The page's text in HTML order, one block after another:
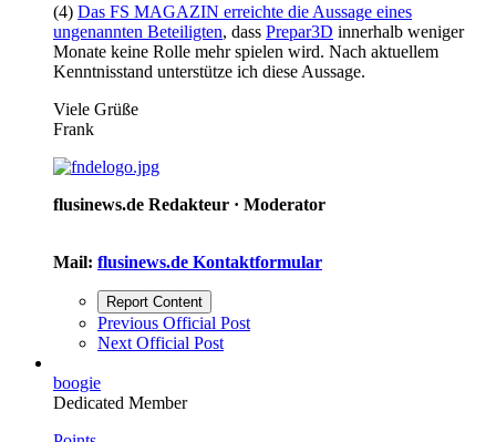
(4) Das FS MAGAZIN erreichte die Aussage eines
ungenannten Beteiligten, dass Prepar3D innerhalb weniger
Monate keine Rolle mehr spielen wird. Nach aktuellem
Kenntnisstand unterstütze ich diese Aussage.
Viele Grüße
Frank
flusinews.de Redakteur · Moderator
Mail: flusinews.de Kontaktformular
Report Content
Previous Official Post
Next Official Post
boogie
Dedicated Member